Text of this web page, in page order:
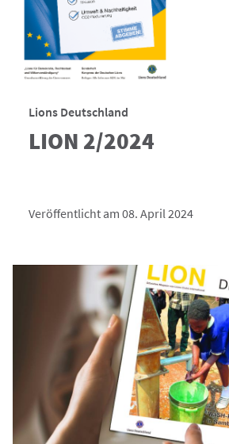
Lions Deutschland
LION 2/2024
Veröffentlicht am 08. April 2024